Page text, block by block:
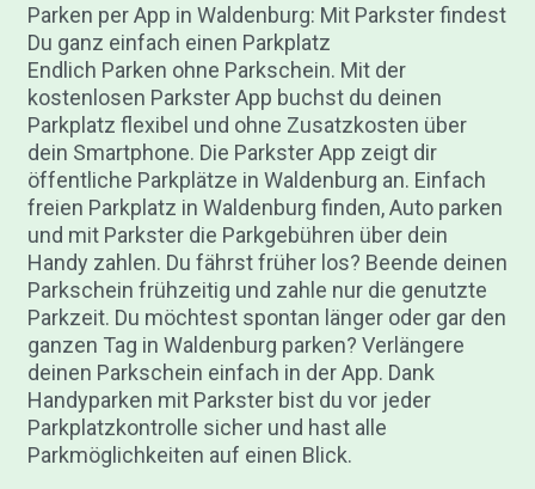
Parken per App in Waldenburg: Mit Parkster findest
Du ganz einfach einen Parkplatz
Endlich Parken ohne Parkschein. Mit der
kostenlosen Parkster App buchst du deinen
Parkplatz flexibel und ohne Zusatzkosten über
dein Smartphone. Die Parkster App zeigt dir
öffentliche Parkplätze in Waldenburg an. Einfach
freien Parkplatz in Waldenburg finden, Auto parken
und mit Parkster die Parkgebühren über dein
Handy zahlen. Du fährst früher los? Beende deinen
Parkschein frühzeitig und zahle nur die genutzte
Parkzeit. Du möchtest spontan länger oder gar den
ganzen Tag in Waldenburg parken? Verlängere
deinen Parkschein einfach in der App. Dank
Handyparken mit Parkster bist du vor jeder
Parkplatzkontrolle sicher und hast alle
Parkmöglichkeiten auf einen Blick.